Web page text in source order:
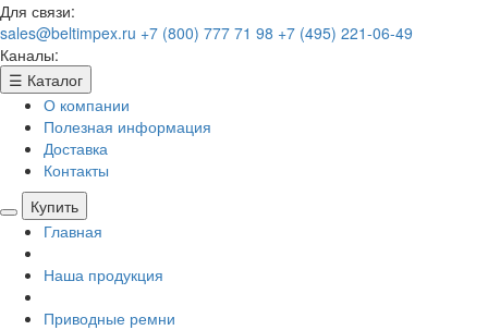
Для связи:
sales@beltimpex.ru +7 (800) 777 71 98 +7 (495) 221-06-49
Каналы:
☰ Каталог
О компании
Полезная информация
Доставка
Контакты
Купить
Главная
Наша продукция
Приводные ремни